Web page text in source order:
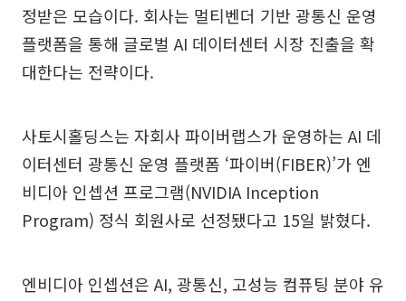
정받은 모습이다. 회사는 멀티벤더 기반 광통신 운영
플랫폼을 통해 글로벌 AI 데이터센터 시장 진출을 확
대한다는 전략이다.
사토시홀딩스는 자회사 파이버랩스가 운영하는 AI 데
이터센터 광통신 운영 플랫폼 ‘파이버(FIBER)’가 엔
비디아 인셉션 프로그램(NVIDIA Inception
Program) 정식 회원사로 선정됐다고 15일 밝혔다.
엔비디아 인셉션은 AI, 광통신, 고성능 컴퓨팅 분야 유